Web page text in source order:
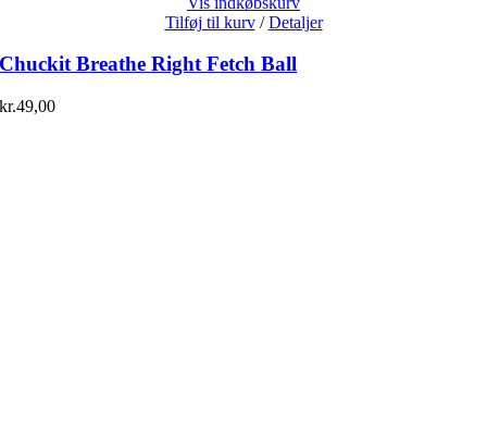
Tilføj til kurv / Detaljer
Chuckit Breathe Right Fetch Ball
kr.49,00